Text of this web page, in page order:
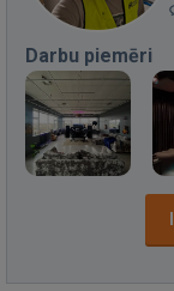
Darbu piemēri